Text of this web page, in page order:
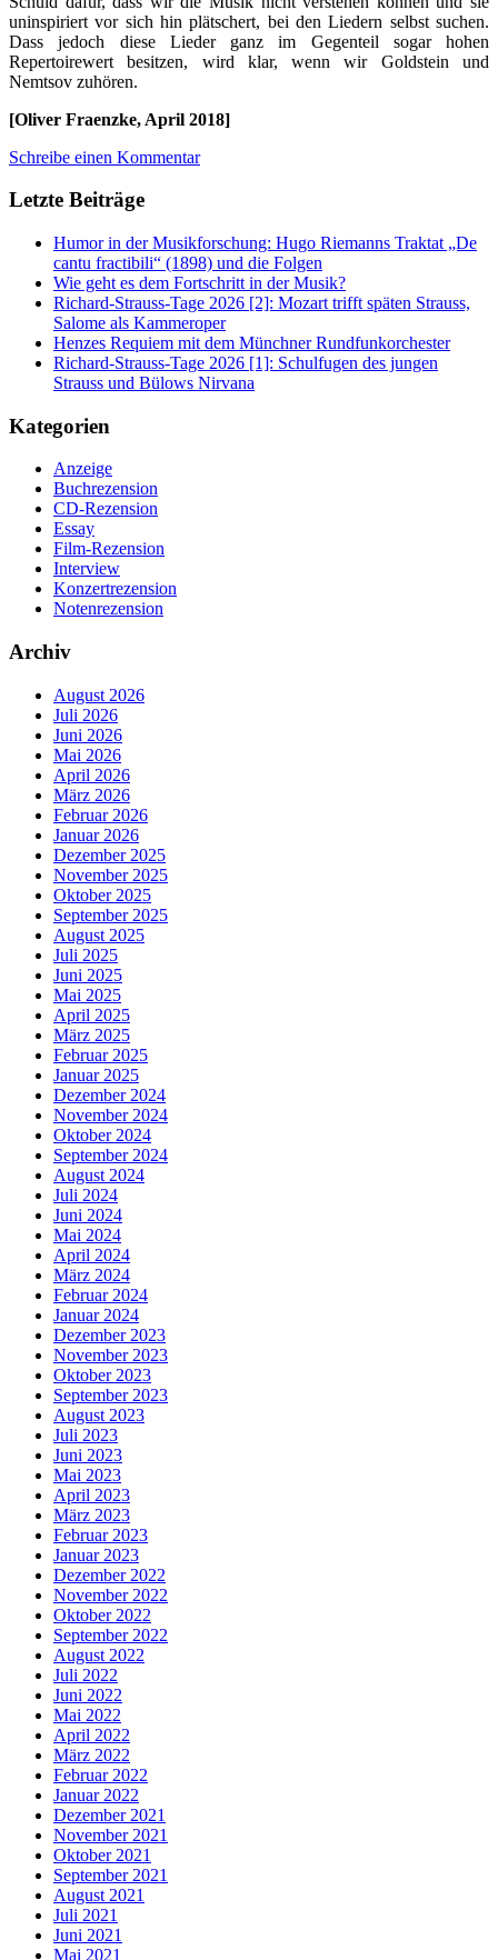
uninspiriert vor sich hin plätschert, bei den Liedern selbst suchen.
Dass jedoch diese Lieder ganz im Gegenteil sogar hohen
Repertoirewert besitzen, wird klar, wenn wir Goldstein und
Nemtsov zuhören.
[Oliver Fraenzke, April 2018]
Schreibe einen Kommentar
Letzte Beiträge
Humor in der Musikforschung: Hugo Riemanns Traktat „De
cantu fractibili“ (1898) und die Folgen
Wie geht es dem Fortschritt in der Musik?
Richard-Strauss-Tage 2026 [2]: Mozart trifft späten Strauss,
Salome als Kammeroper
Henzes Requiem mit dem Münchner Rundfunkorchester
Richard-Strauss-Tage 2026 [1]: Schulfugen des jungen
Strauss und Bülows Nirvana
Kategorien
Anzeige
Buchrezension
CD-Rezension
Essay
Film-Rezension
Interview
Konzertrezension
Notenrezension
Archiv
August 2026
Juli 2026
Juni 2026
Mai 2026
April 2026
März 2026
Februar 2026
Januar 2026
Dezember 2025
November 2025
Oktober 2025
September 2025
August 2025
Juli 2025
Juni 2025
Mai 2025
April 2025
März 2025
Februar 2025
Januar 2025
Dezember 2024
November 2024
Oktober 2024
September 2024
August 2024
Juli 2024
Juni 2024
Mai 2024
April 2024
März 2024
Februar 2024
Januar 2024
Dezember 2023
November 2023
Oktober 2023
September 2023
August 2023
Juli 2023
Juni 2023
Mai 2023
April 2023
März 2023
Februar 2023
Januar 2023
Dezember 2022
November 2022
Oktober 2022
September 2022
August 2022
Juli 2022
Juni 2022
Mai 2022
April 2022
März 2022
Februar 2022
Januar 2022
Dezember 2021
November 2021
Oktober 2021
September 2021
August 2021
Juli 2021
Juni 2021
Mai 2021